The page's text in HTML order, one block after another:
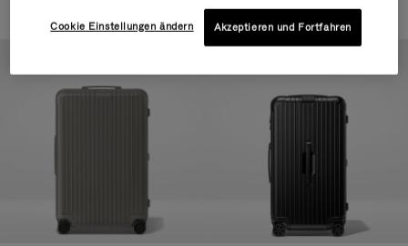
Cookie Einstellungen ändern Akzeptieren und Fortfahren